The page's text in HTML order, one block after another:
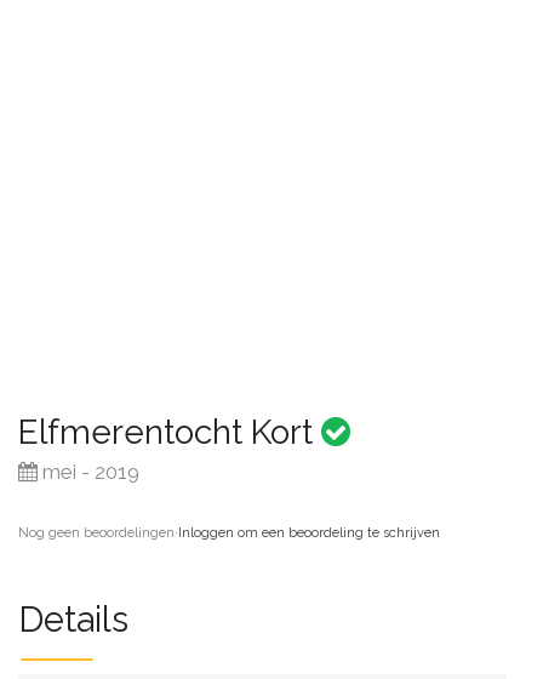
Elfmerentocht Kort
mei - 2019
Nog geen beoordelingen·Inloggen om een beoordeling te schrijven
Details